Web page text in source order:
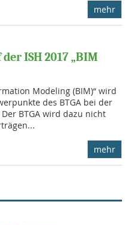
mehr
ISH 2017 „BIM
Modeling (BIM)“ wird
des BTGA bei der
Der BTGA wird dazu nicht
mehr